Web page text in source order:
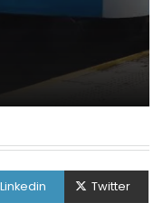
Linkedin Twitter